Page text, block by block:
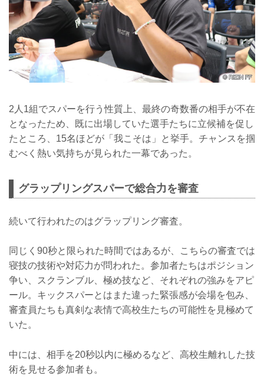
2人1組でスパーを行う性質上、最終の奇数番の相手が不在
となったため、既に出場していた選手たちに立候補を促し
たところ、15名ほどが「我こそは」と挙手。チャンスを掴
むべく熱い気持ちが見られた一幕であった。
グラップリングスパーで総合力を審査
続いて行われたのはグラップリング審査。
同じく90秒と限られた時間ではあるが、こちらの審査では
寝技の技術や対応力が問われた。参加者たちはポジション
争い、スクランブル、極め技など、それぞれの強みをアピ
ール。キックスパーとはまた違った緊張感が会場を包み、
審査員たちも真剣な表情で高校生たちの可能性を見極めて
いた。
中には、相手を20秒以内に極めるなど、高校生離れした技
術を見せる参加者も。